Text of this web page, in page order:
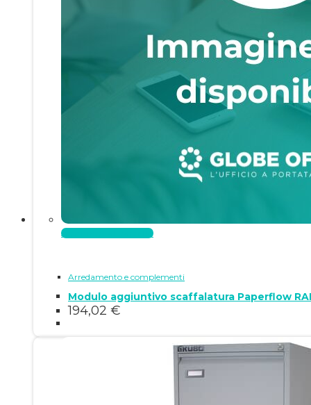
Aggiungi al carrello
Arredamento e complementi
Modulo aggiuntivo scaffalatura Paperflow
194,02 €